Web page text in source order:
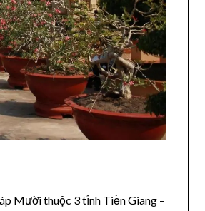
Mười thuộc 3 tỉnh Tiền Giang –